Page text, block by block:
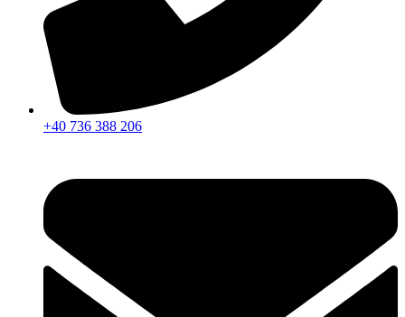
+40 736 388 206